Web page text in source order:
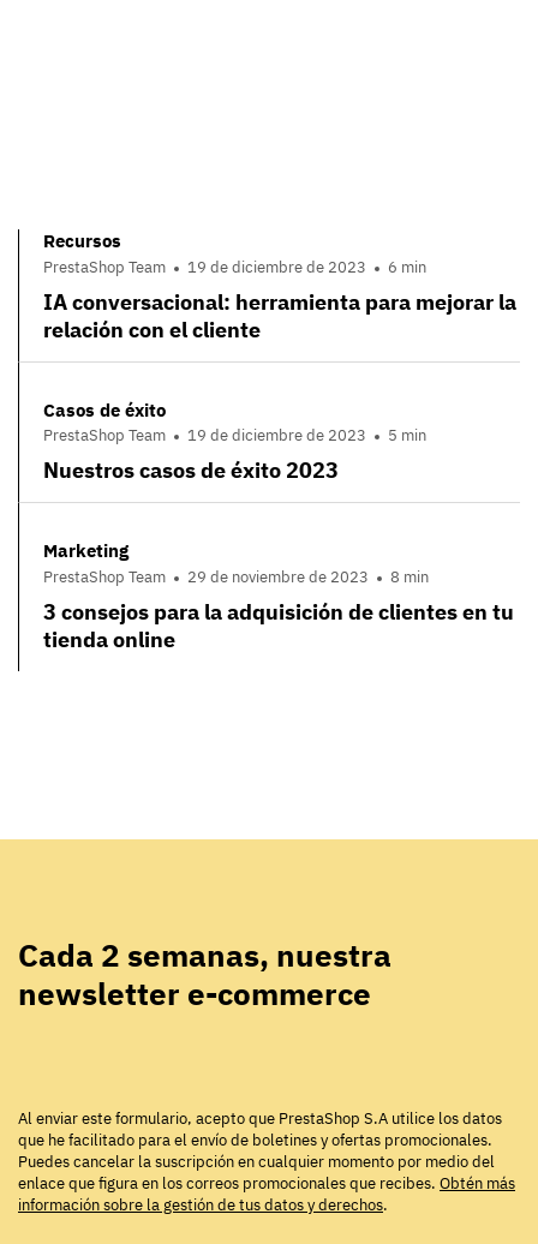
Recursos
PrestaShop Team 19 de diciembre de 2023 6 min
IA conversacional: herramienta para mejorar la
relación con el cliente
Casos de éxito
PrestaShop Team 19 de diciembre de 2023 5 min
Nuestros casos de éxito 2023
Marketing
PrestaShop Team 29 de noviembre de 2023 8 min
3 consejos para la adquisición de clientes en tu
tienda online
Cada 2 semanas, nuestra
newsletter e-commerce
Al enviar este formulario, acepto que PrestaShop S.A utilice los datos
que he facilitado para el envío de boletines y ofertas promocionales.
Puedes cancelar la suscripción en cualquier momento por medio del
enlace que figura en los correos promocionales que recibes. Obtén más
información sobre la gestión de tus datos y derechos.